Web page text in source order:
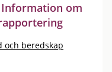
om
och beredskap